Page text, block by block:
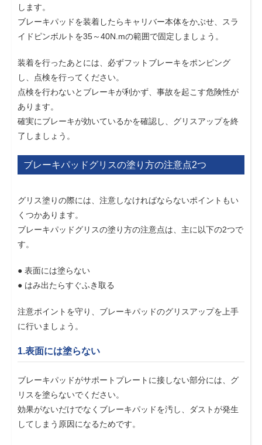
します。
ブレーキパッドを装着したらキャリバー本体をかぶせ、スラ
イドピンボルトを35～40N.mの範囲で固定しましょう。
装着を行ったあとには、必ずフットブレーキをポンピング
し、点検を行ってください。
点検を行わないとブレーキが利かず、事故を起こす危険性が
あります。
確実にブレーキが効いているかを確認し、グリスアップを終
了しましょう。
ブレーキパッドグリスの塗り方の注意点2つ
グリス塗りの際には、注意しなければならないポイントもい
くつかあります。
ブレーキパッドグリスの塗り方の注意点は、主に以下の2つで
す。
● 表面には塗らない
● はみ出たらすぐふき取る
注意ポイントを守り、ブレーキパッドのグリスアップを上手
に行いましょう。
1.表面には塗らない
ブレーキパッドがサポートプレートに接しない部分には、グ
リスを塗らないでください。
効果がないだけでなくブレーキパッドを汚し、ダストが発生
してしまう原因になるためです。